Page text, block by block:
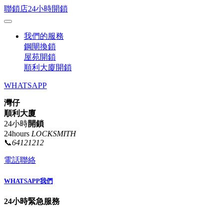
聯鎖店24小時開鎖
我們的服務
鋼閘換鎖
屋苑開鎖
順利大廈開鎖
WHATSAPP
灣仔
順利大廈
24小時開鎖
24hours LOCKSMITH
📞64121212
電話聯絡
WHATSAPP我們
24小時緊急服務